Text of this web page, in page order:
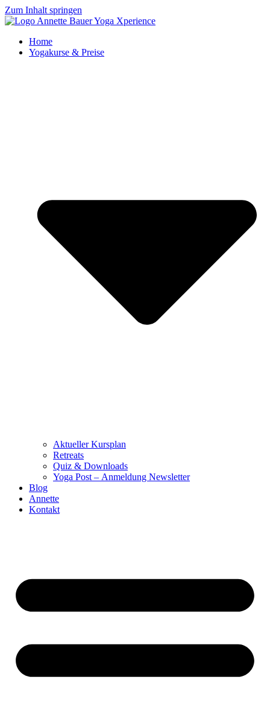
Zum Inhalt springen
Home
Yogakurse & Preise
Aktueller Kursplan
Retreats
Quiz & Downloads
Yoga Post – Anmeldung Newsletter
Blog
Annette
Kontakt